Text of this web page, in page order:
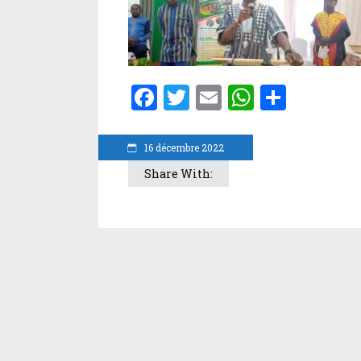
16 décembre 2022
Facebook
Twitter
Email
Share With: